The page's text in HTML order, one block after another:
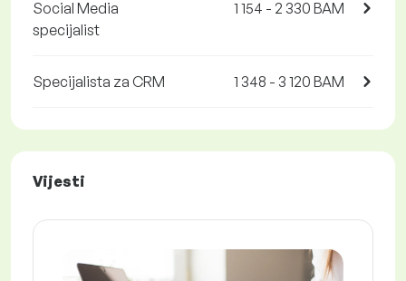
Social Media
specijalist
1 154 - 2 330 BAM
Specijalista za CRM 1 348 - 3 120 BAM
Vijesti